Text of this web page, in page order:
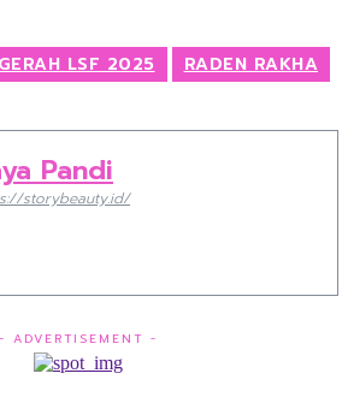
LSF 2025 RADEN RAKHA
Pandi
storybeauty.id/
- ADVERTISEMENT -